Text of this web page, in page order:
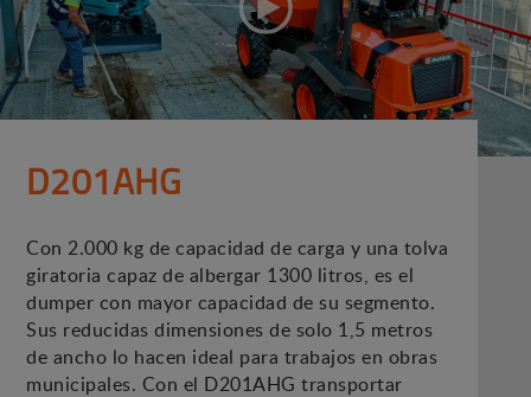
D201AHG
Con 2.000 kg de capacidad de carga y una tolva
giratoria capaz de albergar 1300 litros, es el
dumper con mayor capacidad de su segmento.
Sus reducidas dimensiones de solo 1,5 metros
de ancho lo hacen ideal para trabajos en obras
municipales. Con el D201AHG transportar